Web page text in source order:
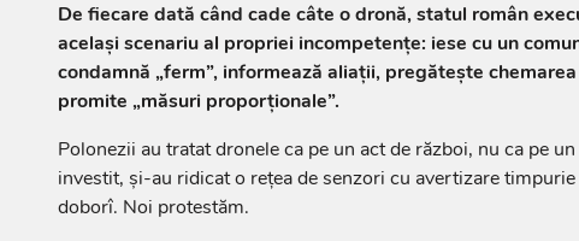
De fiecare dată când cade câte o dronă, statul român
același scenariu al propriei incompetențe: iese cu un
condamnă „ferm”, informează aliații, pregătește
promite „măsuri proporționale”.
Polonezii au tratat dronele ca pe un act de război, nu ca pe
investit, și-au ridicat o rețea de senzori cu avertizare
doborî. Noi protestăm.